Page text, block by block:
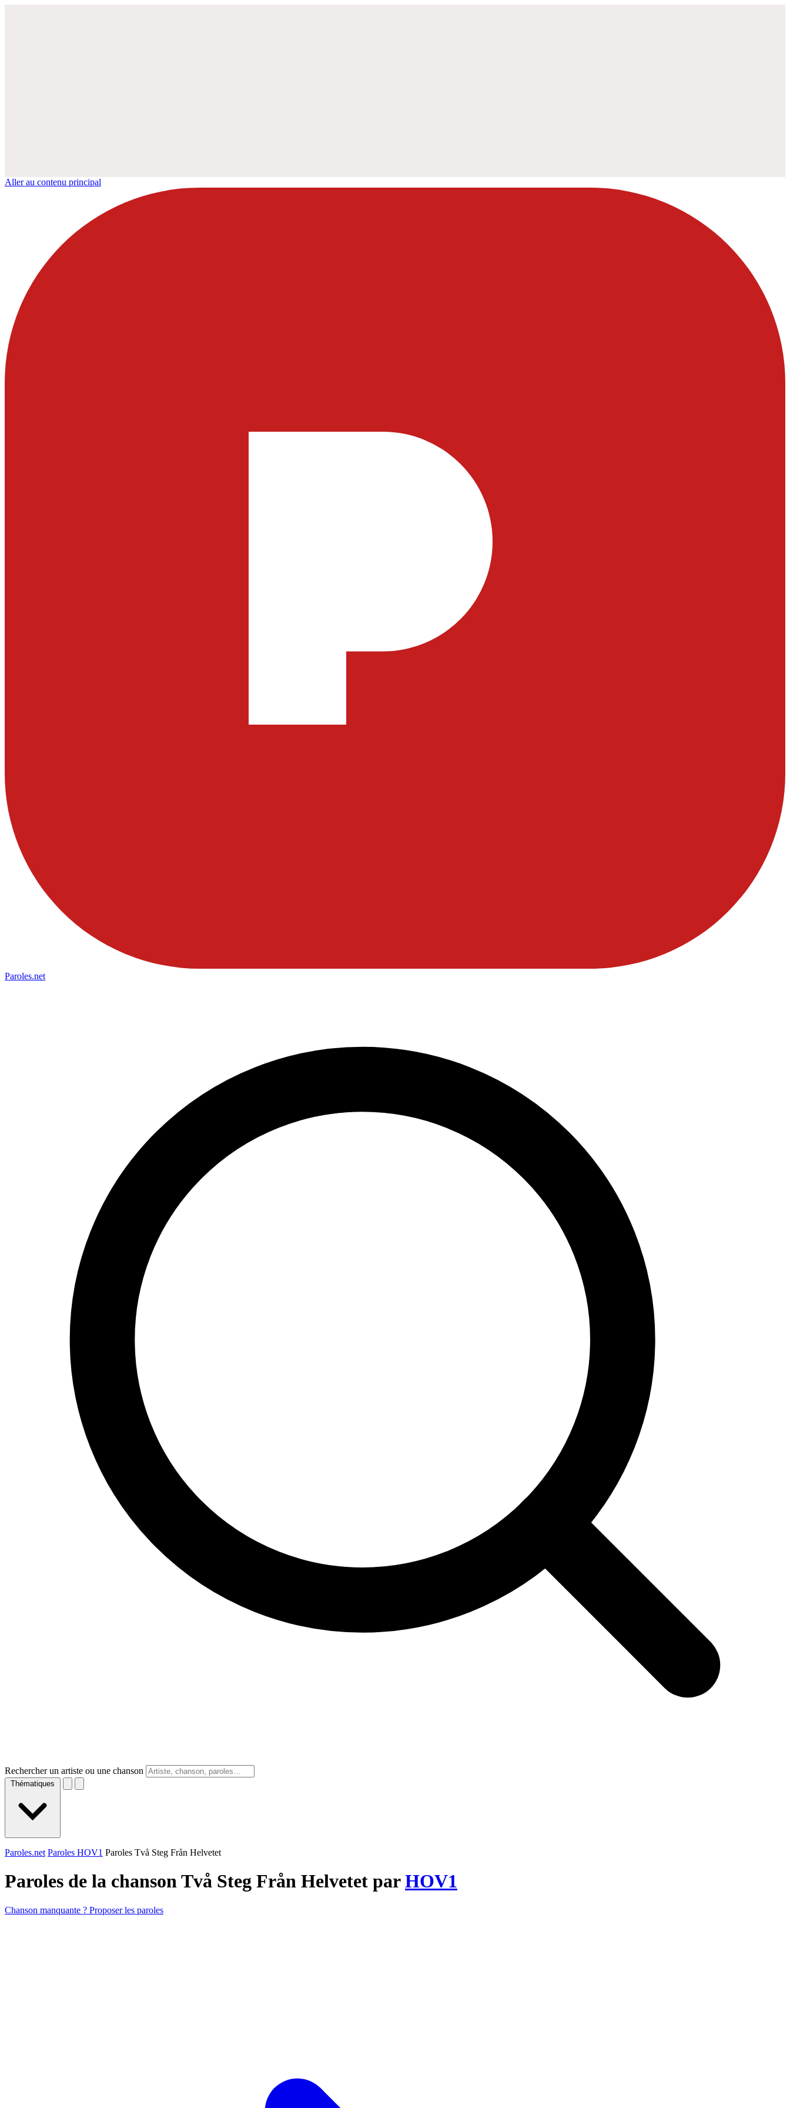
Aller au contenu principal
Paroles.net
Rechercher un artiste ou une chanson
Thématiques
Paroles.net Paroles HOV1 Paroles Två Steg Från Helvetet
Paroles de la chanson Två Steg Från Helvetet parHOV1
Chanson manquante ? Proposer les paroles